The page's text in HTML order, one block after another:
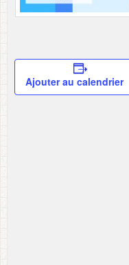
Ajouter au calendrier